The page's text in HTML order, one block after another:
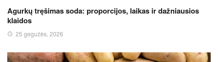
Agurkų tręšimas soda: proporcijos, laikas ir dažniausios
klaidos
25 gegužės, 2026